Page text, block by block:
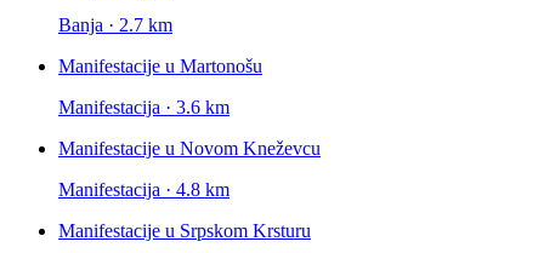
Banja · 2.7 km
Manifestacije u Martonošu
Manifestacija · 3.6 km
Manifestacije u Novom Kneževcu
Manifestacija · 4.8 km
Manifestacije u Srpskom Krsturu